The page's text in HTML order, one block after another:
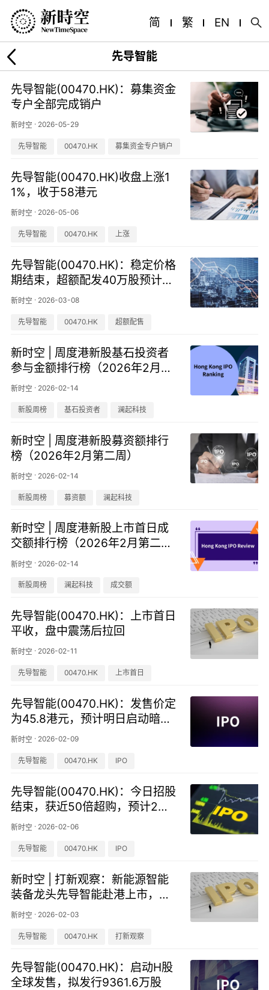
简 繁 EN
先导智能
先导智能(00470.HK)：募集资金
专户全部完成销户
新时空 · 2026-05-29
先导智能 00470.HK 募集资金专户销户
先导智能(00470.HK)收盘上涨1
1%，收于58港元
新时空 · 2026-05-06
先导智能 00470.HK 上涨
先导智能(00470.HK)：稳定价格
期结束，超额配发40万股预计3
月11日上市
新时空 · 2026-03-08
先导智能 00470.HK 超额配售
新时空 | 周度港新股基石投资者
参与金额排行榜（2026年2月第
二周）
新时空 · 2026-02-14
新股周榜 基石投资者 澜起科技
新时空 | 周度港新股募资额排行
榜（2026年2月第二周）
新时空 · 2026-02-14
新股周榜 募资额 澜起科技
新时空 | 周度港新股上市首日成
交额排行榜（2026年2月第二
周）
新时空 · 2026-02-14
新股周榜 澜起科技 成交额
先导智能(00470.HK)：上市首日
平收，盘中震荡后拉回
新时空 · 2026-02-11
先导智能 00470.HK 上市首日
先导智能(00470.HK)：发售价定
为45.8港元，预计明日启动暗盘
交易
新时空 · 2026-02-09
先导智能 00470.HK IPO
先导智能(00470.HK)：今日招股
结束，获近50倍超购，预计2月1
1日上市
新时空 · 2026-02-06
先导智能 00470.HK IPO
新时空 | 打新观察：新能源智能
装备龙头先导智能赴港上市，业
绩波动与资金压力并存
新时空 · 2026-02-03
先导智能 00470.HK 打新观察
先导智能(00470.HK)：启动H股
全球发售，拟发行9361.6万股